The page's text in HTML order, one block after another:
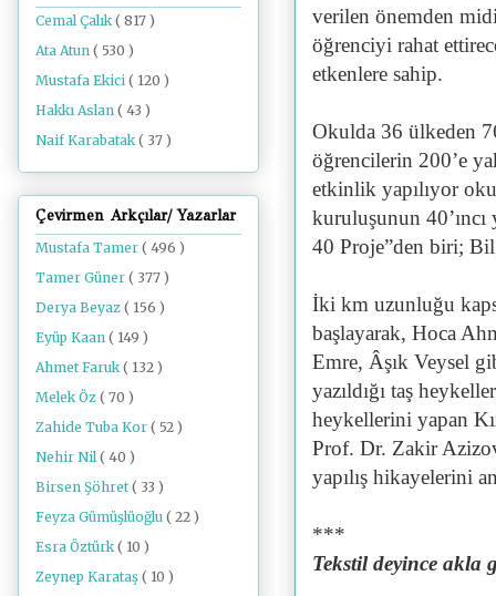
verilen önemden
öğrenciyi rahat
etkenlere sahip.
Okulda 36 ülkeden
öğrencilerin 200’e
etkinlik yapılıyor
kuruluşunun 40’ıncı
40 Proje”den biri;
İki km uzunluğu
başlayarak, Hoca
Emre, Âşık Veysel
yazıldığı taş
heykellerini yapan
Prof. Dr. Zakir
yapılış hikayelerini
***
Tekstil deyince akla
Cemal Çalık( 817 )
Ata Atun ( 530 )
Mustafa Ekici ( 120 )
Hakkı Aslan ( 43 )
Naif Karabatak( 37 )
Çevirmen Arkçılar/ Yazarlar
Mustafa Tamer ( 496 )
Tamer Güner ( 377 )
Derya Beyaz ( 156 )
Eyüp Kaan ( 149 )
Ahmet Faruk ( 132 )
Melek Öz ( 70 )
Zahide Tuba Kor ( 52 )
Nehir Nil ( 40 )
Birsen Şöhret ( 33 )
Feyza Gümüşlüoğlu ( 22 )
Esra Öztürk ( 10 )
Zeynep Karataş ( 10 )